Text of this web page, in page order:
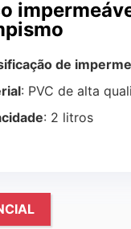
de
: PVC de alta
: 2 litros